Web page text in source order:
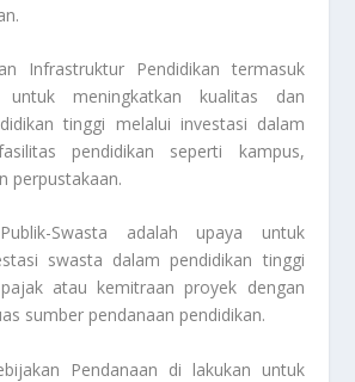
Infrastruktur Pendidikan termasuk
meningkatkan kualitas dan
tinggi melalui investasi dalam
pendidikan seperti kampus,
perpustakaan.
Swasta adalah upaya untuk
swasta dalam pendidikan tinggi
atau kemitraan proyek dengan
sumber pendanaan pendidikan.
Pendanaan di lakukan untuk